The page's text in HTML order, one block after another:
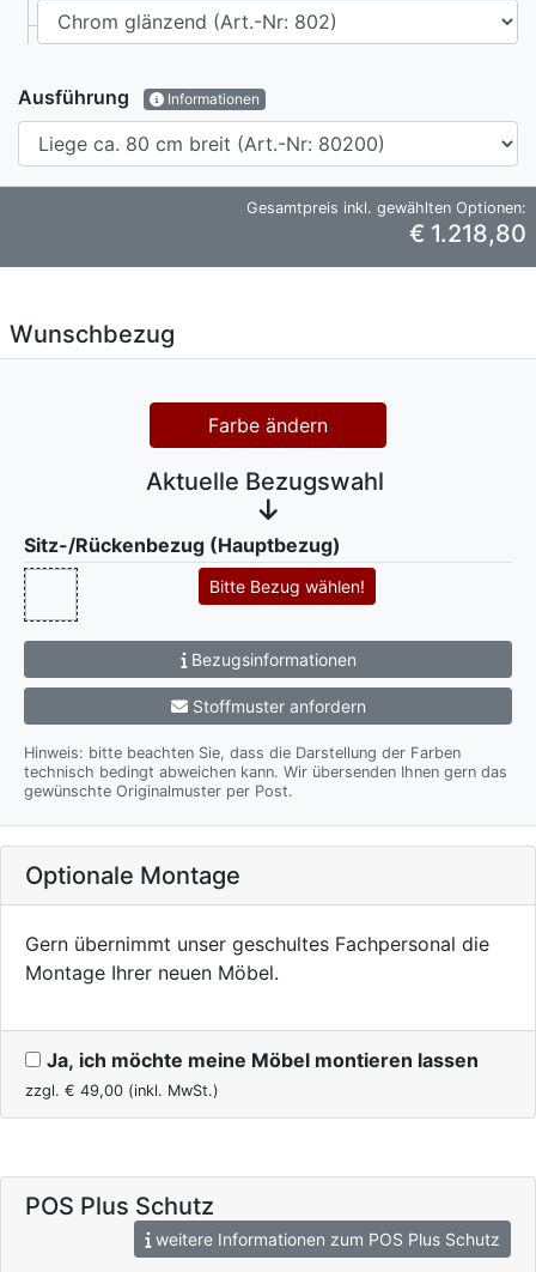
Ausführung Informationen
Gesamtpreis inkl. gewählten Optionen:
€ 1.218,80
Wunschbezug
Farbe ändern
Aktuelle Bezugswahl
Sitz-/Rückenbezug (Hauptbezug)
Bitte Bezug wählen!
Bezugsinformationen
Stoffmuster anfordern
Hinweis: bitte beachten Sie, dass die Darstellung der Farben
technisch bedingt abweichen kann. Wir übersenden Ihnen gern das
gewünschte Originalmuster per Post.
Optionale Montage
Gern übernimmt unser geschultes Fachpersonal die
Montage Ihrer neuen Möbel.
Ja, ich möchte meine Möbel montieren lassen
zzgl. € 49,00 (inkl. MwSt.)
POS Plus Schutz
weitere Informationen zum POS Plus Schutz